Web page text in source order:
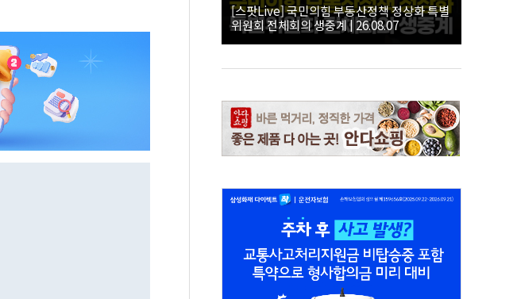
[스팟Live] 국민의힘 부동산정책 정상화 특별
위원회 전체회의 생중계 | 26.08.07